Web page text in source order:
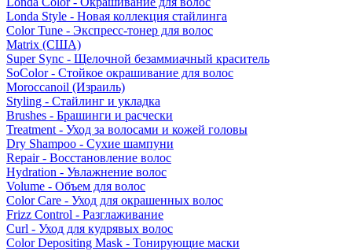
Londa Style - Новая коллекция стайлинга
Color Tune - Экспресс-тонер для волос
Matrix (США)
Super Sync - Щелочной безаммиачный краситель
SoColor - Стойкое окрашивание для волос
Moroccanoil (Израиль)
Styling - Стайлинг и укладка
Brushes - Брашинги и расчески
Treatment - Уход за волосами и кожей головы
Dry Shampoo - Сухие шампуни
Repair - Восстановление волос
Hydration - Увлажнение волос
Volume - Объем для волос
Color Care - Уход для окрашенных волос
Frizz Control - Разглаживание
Curl - Уход для кудрявых волос
Color Depositing Mask - Тонирующие маски